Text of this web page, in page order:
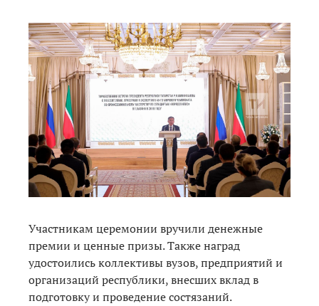
Участникам церемонии вручили денежные
премии и ценные призы. Также наград
удостоились коллективы вузов, предприятий и
организаций республики, внесших вклад в
подготовку и проведение состязаний.